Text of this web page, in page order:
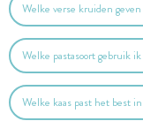
Welke verse kruiden
Welke pastasoort gebruik
Welke kaas past het best